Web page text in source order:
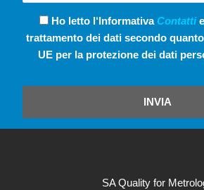
Ho letto l‘Informativa Contatti
trattamento dei dati secondo
UE per la protezione dei dati
INVIA
SA Quality for